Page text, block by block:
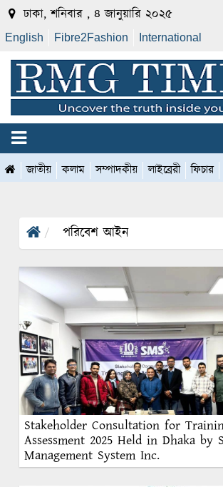
ঢাকা, শনিবার , ৪ জানুয়ারি ২০২৫
English Fibre2Fashion International
জাতীয় কলাম সম্পাদকীয় লাইব্রেরী ফিচার
পরিবেশ আইন
Stakeholder Consultation for
Assessment 2025 Held in Dhaka by
Management System Inc.